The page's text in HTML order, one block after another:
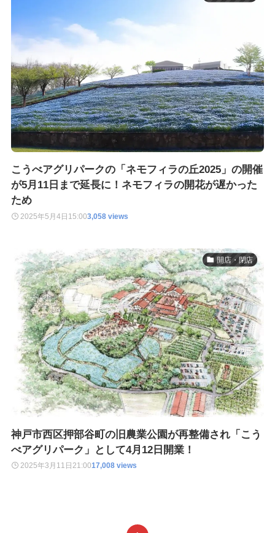
こうべアグリパークの「ネモフィラの丘2025」の開催
が5月11日まで延長に！ネモフィラの開花が遅かった
ため
2025年5月4日 15:003,058 views
開店・閉店
神戸市西区押部谷町の旧農業公園が再整備され「こう
べアグリパーク」として4月12日開業！
2025年3月11日 21:0017,008 views